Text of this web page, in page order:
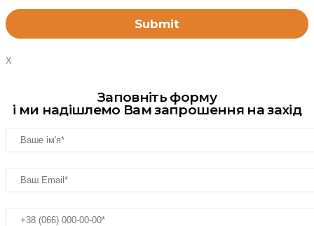
X
Заповніть форму
і ми надішлемо Вам запрошення на захід